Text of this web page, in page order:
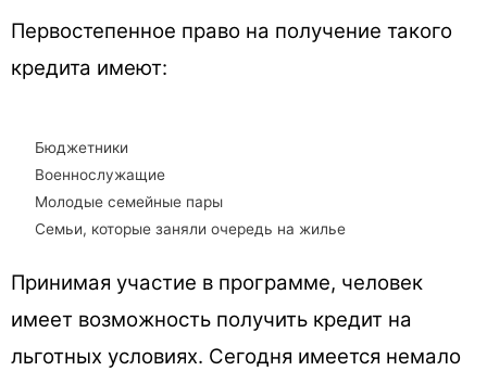
Первостепенное право на получение такого
кредита имеют:
Бюджетники
Военнослужащие
Молодые семейные пары
Семьи, которые заняли очередь на жилье
Принимая участие в программе, человек
имеет возможность получить кредит на
льготных условиях. Сегодня имеется немало